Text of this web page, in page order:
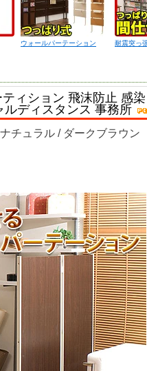
ウォールパーテーション 耐震突っ
ィション 飛沫防止 感
ディスタンス 事務所
チュラル / ダークブラウン